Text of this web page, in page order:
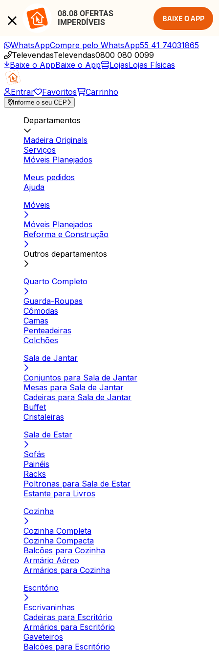
08.08 OFERTAS
IMPERDÍVEIS
BAIXE O APP
WhatsAppCompre pelo WhatsApp55 41 74031865
TelevendasTelevendas0800 080 0099
Baixe o AppBaixe o App LojasLojas Físicas
Entrar Favoritos Carrinho
Informe o seu CEP
Departamentos
Madeira Originals
Serviços
Móveis Planejados
Meus pedidos
Ajuda
Móveis
Móveis Planejados
Reforma e Construção
Outros departamentos
Quarto Completo
Guarda-Roupas
Cômodas
Camas
Penteadeiras
Colchões
Sala de Jantar
Conjuntos para Sala de Jantar
Mesas para Sala de Jantar
Cadeiras para Sala de Jantar
Buffet
Cristaleiras
Sala de Estar
Sofás
Painéis
Racks
Poltronas para Sala de Estar
Estante para Livros
Cozinha
Cozinha Completa
Cozinha Compacta
Balcões para Cozinha
Armário Aéreo
Armários para Cozinha
Escritório
Escrivaninhas
Cadeiras para Escritório
Armários para Escritório
Gaveteiros
Balcões para Escritório